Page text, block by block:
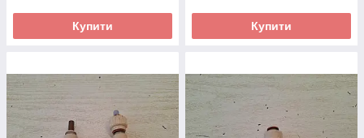
Купити Купити